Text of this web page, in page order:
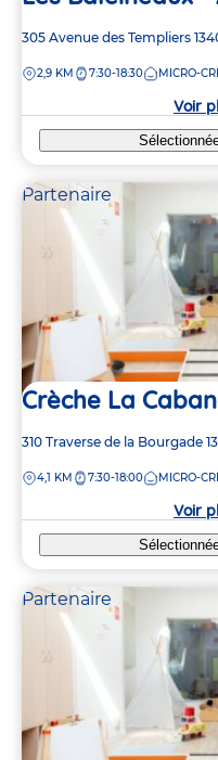
Adresse
la
305 Avenue des Templiers
DISTANCE
2,9 KM 7:30-18:30 MICRO-
Voir
Partenaire
Crèche La
Adresse
la
310 Traverse de la Bourgade
DISTANCE
4,1 KM 7:30-18:00 MICRO-
Voir
Partenaire